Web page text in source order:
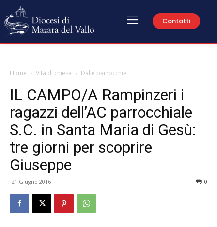
Contatti
Home Vita di chiesa Dalle parrocchie
IL CAMPO/A Rampinzeri i
ragazzi dell’AC parrocchiale
S.C. in Santa Maria di Gesù:
tre giorni per scoprire
Giuseppe
21 Giugno 2016 0